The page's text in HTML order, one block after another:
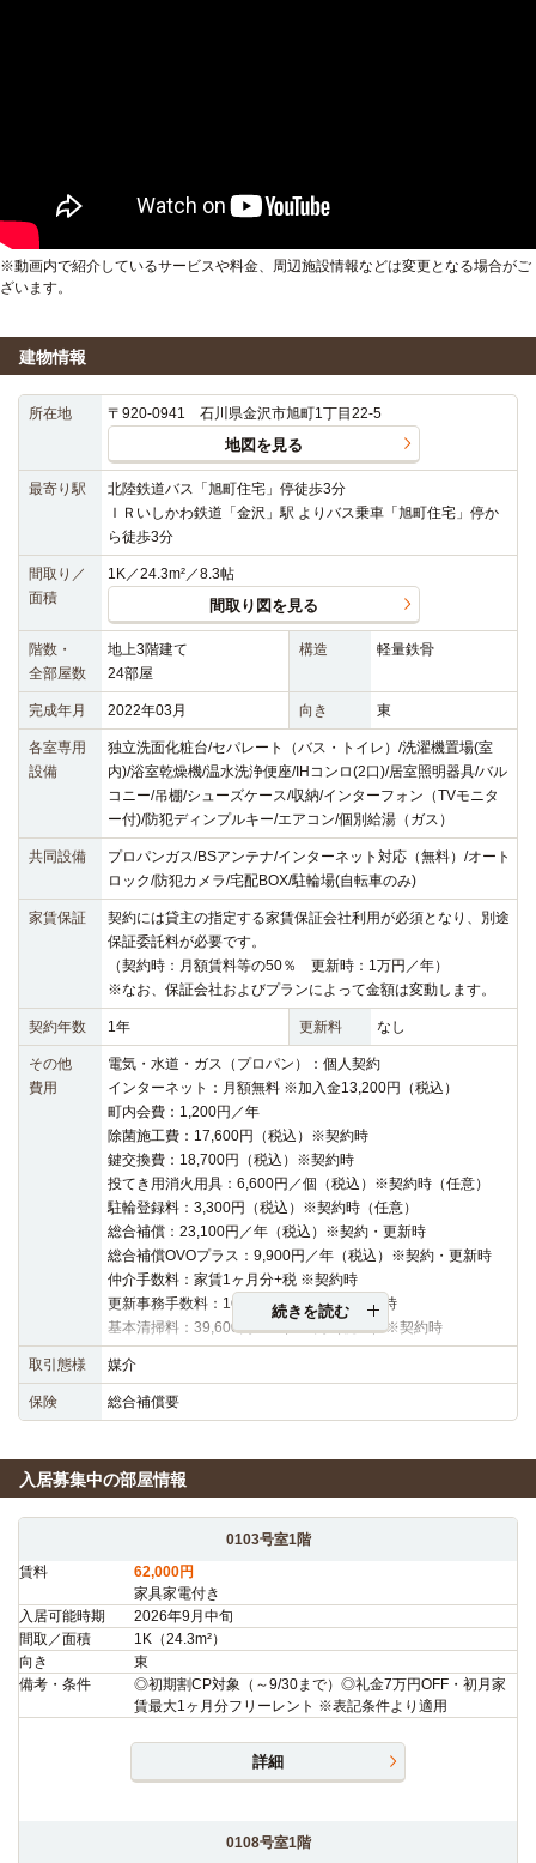
※動画内で紹介しているサービスや料金、周辺施設情報などは変更となる場合がご
ざいます。
建物情報
所在地 〒920-0941 石川県金沢市旭町1丁目22-5
地図を見る
最寄り駅
北陸鉄道バス「旭町住宅」停徒歩3分
ＩＲいしかわ鉄道「金沢」駅 よりバス乗車「旭町住宅」停か
ら徒歩3分
間取り／
面積
1K／24.3m²／8.3帖
間取り図を見る
階数・
全部屋数
地上3階建て
24部屋
構造 軽量鉄骨
完成年月 2022年03月 向き 東
各室専用
設備
独立洗面化粧台/セパレート（バス・トイレ）/洗濯機置場(室
内)/浴室乾燥機/温水洗浄便座/IHコンロ(2口)/居室照明器具/バル
コニー/吊棚/シューズケース/収納/インターフォン（TVモニタ
ー付)/防犯ディンプルキー/エアコン/個別給湯（ガス）
共同設備
プロパンガス/BSアンテナ/インターネット対応（無料）/オート
ロック/防犯カメラ/宅配BOX/駐輪場(自転車のみ)
家賃保証
契約には貸主の指定する家賃保証会社利用が必須となり、別途
保証委託料が必要です。
（契約時：月額賃料等の50％ 更新時：1万円／年）
※なお、保証会社およびプランによって金額は変動します。
契約年数 1年 更新料 なし
その他
費用
電気・水道・ガス（プロパン）：個人契約
インターネット：月額無料 ※加入金13,200円（税込）
町内会費：1,200円／年
除菌施工費：17,600円（税込）※契約時
鍵交換費：18,700円（税込）※契約時
投てき用消火用具：6,600円／個（税込）※契約時（任意）
駐輪登録料：3,300円（税込）※契約時（任意）
総合補償：23,100円／年（税込）※契約・更新時
総合補償OVOプラス：9,900円／年（税込）※契約・更新時
仲介手数料：家賃1ヶ月分+税 ※契約時
更新事務手数料：16,500円（税込）※更新時
基本清掃料：39,600円～42,900円（税込）※契約時
続きを読む
取引態様 媒介
保険 総合補償要
入居募集中の部屋情報
0103号室1階
賃料
62,000円
家具家電付き
入居可能時期
2026年9月中旬
間取／面積
1K（24.3m²）
向き
東
備考・条件
◎初期割CP対象（～9/30まで）◎礼金7万円OFF・初月家
賃最大1ヶ月分フリーレント ※表記条件より適用
詳細
0108号室1階